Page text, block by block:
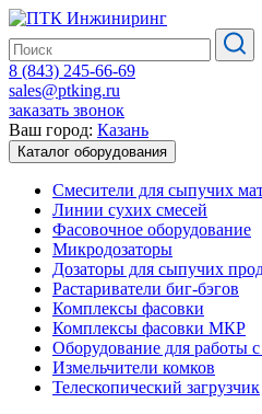
8 (843) 245-66-69
sales@ptking.ru
заказать звонок
Ваш город: Казань
Каталог оборудования
Смесители для сыпучих
Линии сухих смесей
Фасовочное оборудование
Микродозаторы
Дозаторы для сыпучих
Растариватели биг-бэгов
Комплексы фасовки
Комплексы фасовки МКР
Оборудование для работы
Измельчители комков
Телескопический загрузчик